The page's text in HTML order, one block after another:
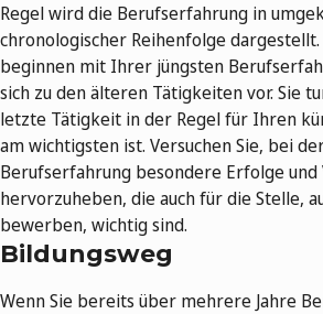
Regel wird die Berufserfahrung in
chronologischer Reihenfolge dargestellt.
beginnen mit Ihrer jüngsten
sich zu den älteren Tätigkeiten vor. Sie
letzte Tätigkeit in der Regel für Ihren
am wichtigsten ist. Versuchen Sie, bei
Berufserfahrung besondere Erfolge
hervorzuheben, die auch für die Stelle,
bewerben, wichtig sind.
Bildungsweg
Wenn Sie bereits über mehrere Jahre